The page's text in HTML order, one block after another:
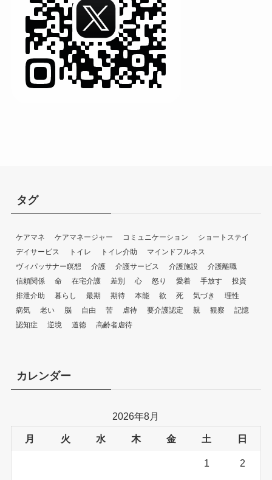
タグ
ケアマネ ケアマネージャー コミュニケーション
ショートステイ
デイサービス
トイレ トイレ介助
マインドフルネス
ヴィパッサナー瞑想
介護 介護サービス 介護施設
介護離職
信頼関係
命 在宅介護 差別 心 怒り 愛着 手放す
投資
排泄介助
暮らし 最期 期待 本能 欲 死 気づき
理性
病気
老い 脳 自由 苦 虐待 要介護認定 親 観察
記憶
認知症
逆境 道徳 高齢者虐待
カレンダー
2026年8月
月 火 水 木 金 土 日
1 2